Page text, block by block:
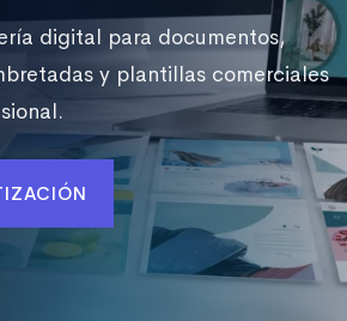
digital para documentos,
y plantillas comerciales